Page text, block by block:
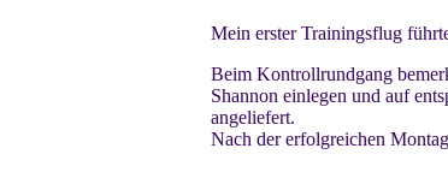
Mein erster Trainingsflug
Beim Kontrollrundgang
Shannon einlegen und auf
angeliefert.
Nach der erfolgreichen